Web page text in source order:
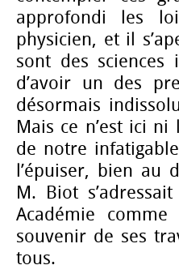
approfondi les
physicien, et il
sont des sciences
d’avoir un des
désormais
Mais ce n’est ici
de notre
l’épuiser, bien au
M. Biot
Académie
souvenir de ses
tous.